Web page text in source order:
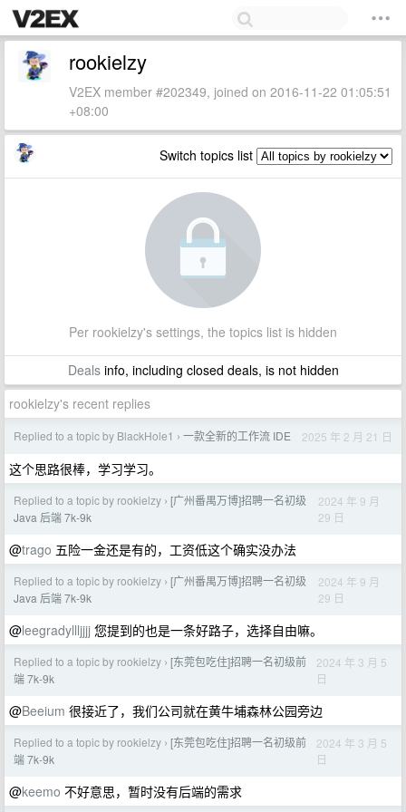
rookielzy
V2EX member #202349, joined on 2016-11-22 01:05:51
+08:00
Switch topics list
Per rookielzy's settings, the topics list is hidden
Dealsinfo, including closed deals, is not hidden
rookielzy's recent replies
Replied to a topic by BlackHole1 › 一款全新的工作流 IDE 2025 年 2 月 21 日
这个思路很棒，学习学习。
Replied to a topic by rookielzy › [广州番禺万博]招聘一名初级
Java 后端 7k-9k
2024 年 9 月
29 日
@trago 五险一金还是有的，工资低这个确实没办法
Replied to a topic by rookielzy › [广州番禺万博]招聘一名初级
Java 后端 7k-9k
2024 年 9 月
29 日
@leegradyllljjjj 您提到的也是一条好路子，选择自由嘛。
Replied to a topic by rookielzy › [东莞包吃住]招聘一名初级前
端 7k-9k
2024 年 3 月 5
日
@Beeium 很接近了，我们公司就在黄牛埔森林公园旁边
Replied to a topic by rookielzy › [东莞包吃住]招聘一名初级前
端 7k-9k
2024 年 3 月 5
日
@keemo 不好意思，暂时没有后端的需求